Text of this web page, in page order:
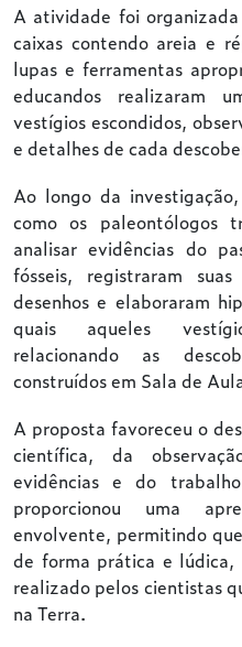
A atividade foi
caixas contendo areia e
lupas e ferramentas
educandos realizaram
vestígios escondidos,
e detalhes de cada
Ao longo da
como os paleontólogos
analisar evidências do
fósseis, registraram
desenhos e elaboraram
quais aqueles
relacionando as
construídos em Sala de
A proposta favoreceu o
científica, da
evidências e do
proporcionou uma
envolvente, permitindo
de forma prática e
realizado pelos cientistas
na Terra.